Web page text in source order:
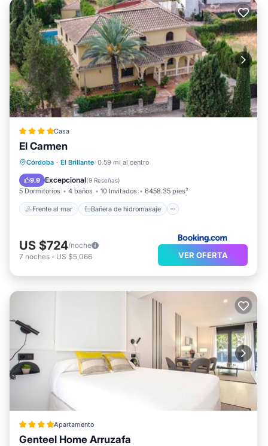
Casa
El Carmen
Córdoba · El Brillante 0.59 mi al centro
9.9 Excepcional(9 Reseñas)
5 Dormitorios 4 baños 10 Invitados 6458.35 pies²
Frente al mar Bañera de hidromasaje
Frente al mar
Bañera de hidromasaje
Aparcamiento
US $724/noche
7 noches - US $5,066 VER OFERTA
Apartamento
Genteel Home Arruzafa